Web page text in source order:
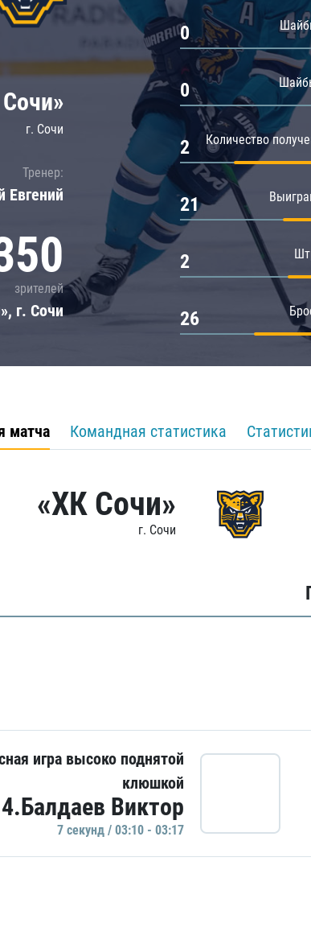
Локомотив
ЦСКА
Шанхайские Драконы
Амур
Барыс
Салават
г. Сочи
Тренер:
Евгений
зрителей
г. Сочи
0
0
Количество
2
21
2
26
матча Командная статистика
«ХК Сочи»
г. Сочи
игра высоко поднятой
клюшкой
Виктор
7 секунд / 03:10 - 03:17